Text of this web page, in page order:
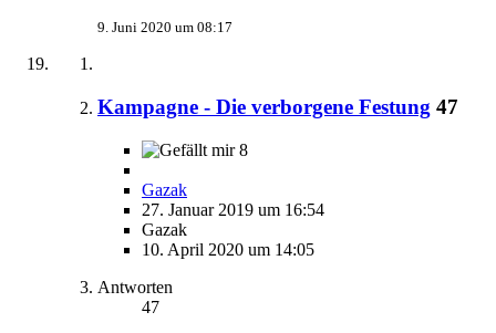
9. Juni 2020 um 08:17
Kampagne - Die verborgene Festung 47
8
Gazak
27. Januar 2019 um 16:54
Gazak
10. April 2020 um 14:05
Antworten
47